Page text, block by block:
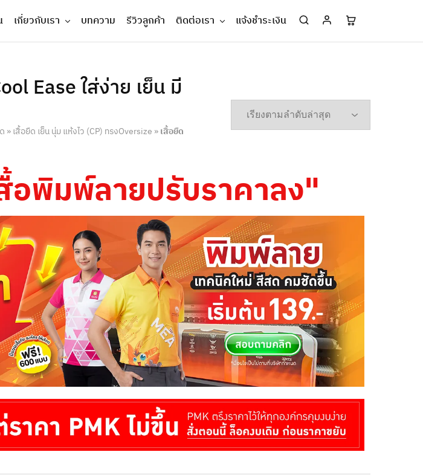
เกี่ยวกับเรา บทความ รีวิวลูกค้า ติดต่อเรา แจ้งชำระเงิน
Ease ใส่ง่าย เย็น มี
»เสื้อยืด เย็น นุ่ม แห้งไว (CP) ทรงOversize »เสื้อยืด
อพิมพ์ลายปรับราคาลง"